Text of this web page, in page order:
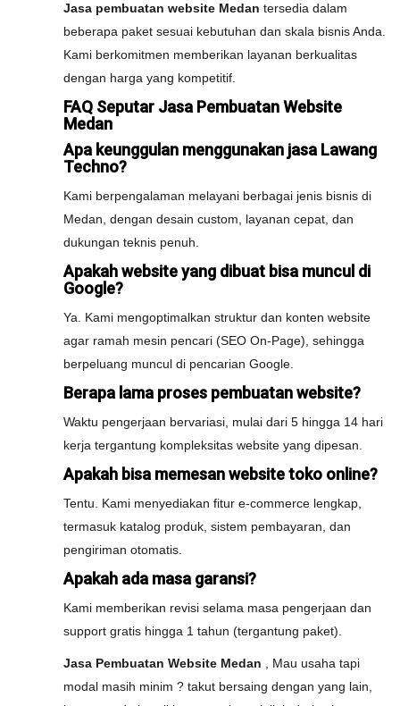
Jasa pembuatan website Medan tersedia dalam
beberapa paket sesuai kebutuhan dan skala bisnis Anda.
Kami berkomitmen memberikan layanan berkualitas
dengan harga yang kompetitif.
FAQ Seputar Jasa Pembuatan Website
Medan
Apa keunggulan menggunakan jasa Lawang
Techno?
Kami berpengalaman melayani berbagai jenis bisnis di
Medan, dengan desain custom, layanan cepat, dan
dukungan teknis penuh.
Apakah website yang dibuat bisa muncul di
Google?
Ya. Kami mengoptimalkan struktur dan konten website
agar ramah mesin pencari (SEO On-Page), sehingga
berpeluang muncul di pencarian Google.
Berapa lama proses pembuatan website?
Waktu pengerjaan bervariasi, mulai dari 5 hingga 14 hari
kerja tergantung kompleksitas website yang dipesan.
Apakah bisa memesan website toko online?
Tentu. Kami menyediakan fitur e-commerce lengkap,
termasuk katalog produk, sistem pembayaran, dan
pengiriman otomatis.
Apakah ada masa garansi?
Kami memberikan revisi selama masa pengerjaan dan
support gratis hingga 1 tahun (tergantung paket).
Jasa Pembuatan Website Medan , Mau usaha tapi
modal masih minim ? takut bersaing dengan yang lain,